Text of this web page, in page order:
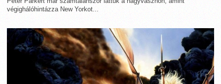
végighálóhintázza New Yorkot...